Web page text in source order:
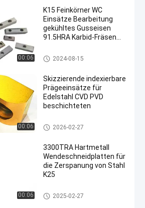
00:06
K15 Feinkörner WC
Einsätze Bearbeitung
gekühltes Gusseisen
91.5HRA Karbid-Fräsen
Karbid-Prägeeinsätze
2024-08-15
00:06
Skizzierende indexierbare
Prägeeinsätze für
Edelstahl CVD PVD
beschichteten
Wendeschneidplatten zum Frä
sen
2026-02-27
00:06
3300TRA Hartmetall
Wendeschneidplatten für
die Zerspanung von Stahl
K25
Einfügungen aus Carbide für F
räsmaschinen
2025-02-27